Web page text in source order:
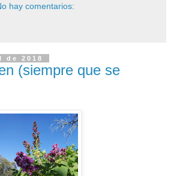
hay comentarios:
de 2018
(siempre que se